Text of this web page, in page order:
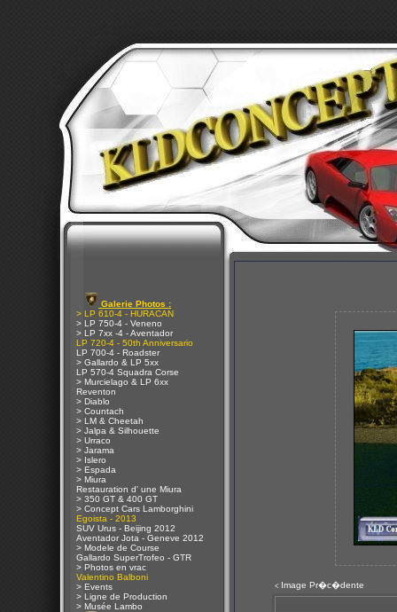
Galerie Photos :
> LP 610-4 - HURACAN
> LP 750-4 - Veneno
> LP 7xx -4 - Aventador
LP 720-4 - 50th Anniversario
LP 700-4 - Roadster
> Gallardo & LP 5xx
LP 570-4 Squadra Corse
> Murcielago & LP 6xx
Reventon
> Diablo
> Countach
> LM & Cheetah
> Jalpa & Silhouette
> Urraco
> Jarama
> Islero
> Espada
> Miura
Restauration d' une Miura
> 350 GT & 400 GT
> Concept Cars Lamborghini
Egoista - 2013
SUV Urus - Beijing 2012
Aventador Jota - Geneve 2012
> Modele de Course
Gallardo SuperTrofeo - GTR
> Photos en vrac
Valentino Balboni
> Events
> Ligne de Production
> Musée Lambo
< Image Pr�c�dente